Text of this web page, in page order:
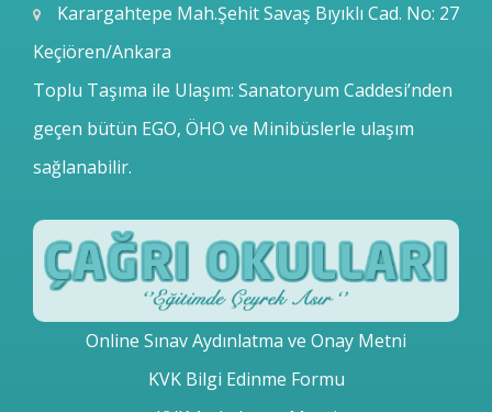
Karargahtepe Mah.Şehit Savaş Bıyıklı Cad. No: 27
Keçiören/Ankara
Toplu Taşıma ile Ulaşım: Sanatoryum Caddesi’nden
geçen bütün EGO, ÖHO ve Minibüslerle ulaşım
sağlanabilir.
Online Sınav Aydınlatma ve Onay Metni
KVK Bilgi Edinme Formu